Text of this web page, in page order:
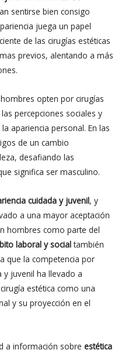
sentirse bien consigo
juega un papel
de las cirugías estéticas
previos, alentando a más
opten por cirugías
percepciones sociales y
apariencia personal. En las
de un cambio
desafiando las
significa ser masculino.
cuidada y juvenil, y
a una mayor aceptación
hombres como parte del
laboral y socialtambién
que la competencia por
y juvenil ha llevado a
estética como una
y su proyección en el
a información sobre estética